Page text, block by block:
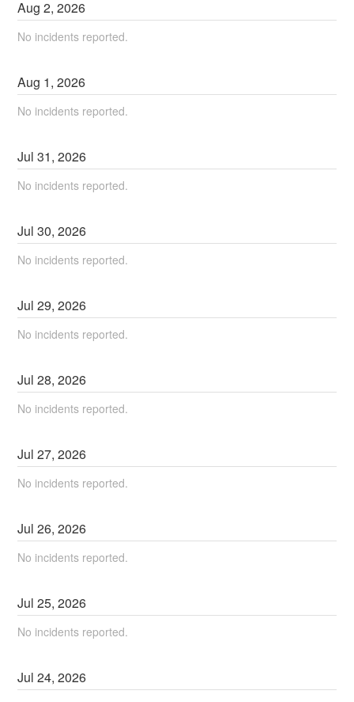
Aug2,2026
No incidents reported.
Aug 1,2026
No incidents reported.
Jul31,2026
No incidents reported.
Jul30,2026
No incidents reported.
Jul29,2026
No incidents reported.
Jul28,2026
No incidents reported.
Jul27,2026
No incidents reported.
Jul26,2026
No incidents reported.
Jul25,2026
No incidents reported.
Jul24,2026